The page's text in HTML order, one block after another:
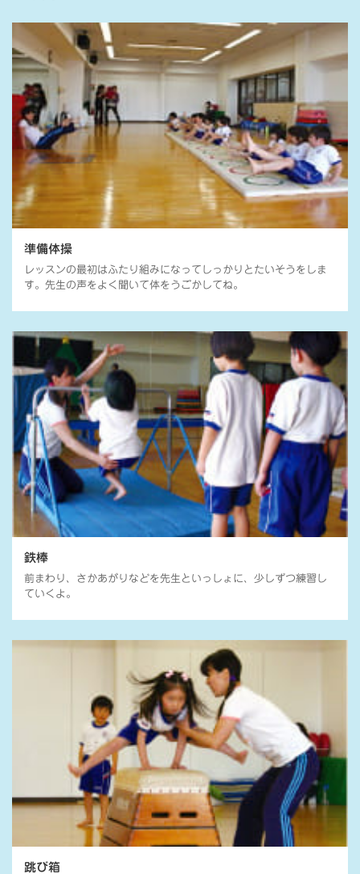
準備体操
レッスンの最初はふたり組みになってしっかりとたいそうをしま
す。先生の声をよく聞いて体をうごかしてね。
鉄棒
前まわり、さかあがりなどを先生といっしょに、少しずつ練習し
ていくよ。
跳び箱